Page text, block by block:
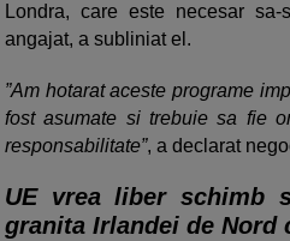
Londra, care este necesar
angajat, a subliniat el.
”Am hotarat aceste programe
fost asumate si trebuie sa fie
responsabilitate”, a declarat
UE vrea liber schimb
granita Irlandei de Nord